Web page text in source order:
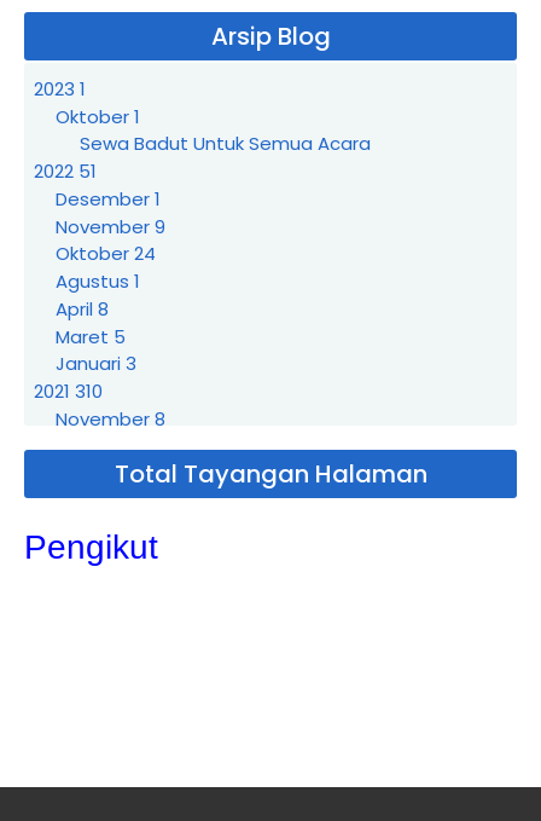
Arsip Blog
2023 1
Oktober1
Sewa Badut Untuk Semua Acara
2022 51
Desember1
November9
Oktober24
Agustus 1
April8
Maret 5
Januari3
2021 310
November8
September7
Agustus3
Juli21
19
Mei72
Total Tayangan Halaman
Pengikut